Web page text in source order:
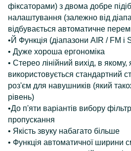
фіксаторами) з двома добре
налаштування (залежно від
відбувається автоматичне
•Й Функція (діапазони AIR / FM і
• Дуже хороша ергономіка
• Стерео лінійний вихід, в якому,
використовується стандартний
роз'єм для навушників (який
рівень)
•До п'яти варіантів вибору
пропускання
• Якість звуку набагато більше
• Функція автоматичної ширини